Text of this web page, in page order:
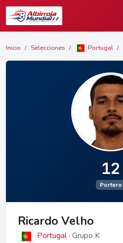
Inicio Selecciones Portugal
12
Portero
Ricardo Velho
Portugal· Grupo K